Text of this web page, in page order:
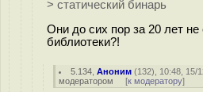
> статический бинарь
Они до сих пор за 20 лет не
библиотеки?!
5.134 ,Аноним (132), 10:48, 15/
модератором [к модератору]